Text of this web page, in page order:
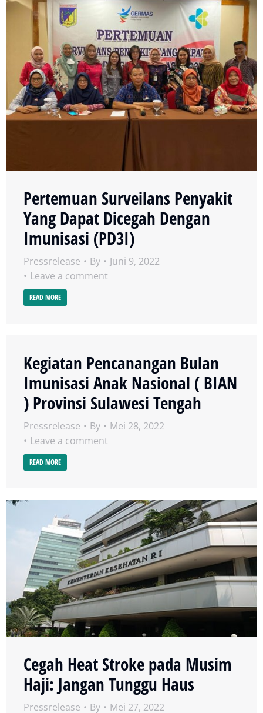
Pertemuan Surveilans Penyakit
Yang Dapat Dicegah Dengan
Imunisasi (PD3I)
Pressrelease By
Juni 9, 2022
Leave a comment
READ MORE
Kegiatan Pencanangan Bulan
Imunisasi Anak Nasional ( BIAN
) Provinsi Sulawesi Tengah
Pressrelease By
Mei 28, 2022
Leave a comment
READ MORE
Cegah Heat Stroke pada Musim
Haji: Jangan Tunggu Haus
Pressrelease By Mei 27, 2022